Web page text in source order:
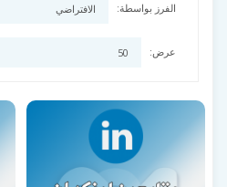
الفرز بواسطة:
عرض: